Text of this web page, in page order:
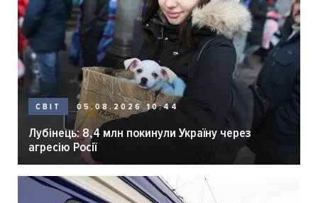
СВІТ 05.08.2026 10:44
Лубінець: 8,4 млн покинули Україну через
агресію Росії